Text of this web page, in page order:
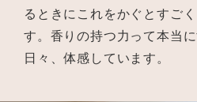
るときにこれをかぐとすご
す。香りの持つ力って本当
日々、体感しています。